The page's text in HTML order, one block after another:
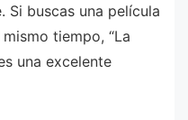
Si buscas una película
tiempo, “La
una excelente